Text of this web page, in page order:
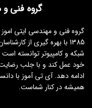
گروه فنی
1385 با بهره گیری از
شبکه و کامپیوتر توانسته
خود عمل کند و با جلب رضایت
ادامه دهد. آی تی آموز با
همیشه در کنار شماست.